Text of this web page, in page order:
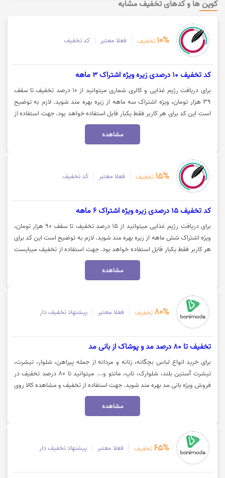
کوپن ها و کدهای تخفیف مشابه
10% تخفیف فعلا معتبر کد تخفیف
کد تخفیف 10 درصدی زیره ویژه اشتراک 3 ماهه
برای دریافت رژیم غذایی و کالری شماری میتوانید از 10 درصد تخفیف تا سقف
39 هزار تومان، ویژه اشتراک سه ماهه از زیره بهره مند شوید. لازم به توضیح
است این کد برای هر کاربر فقط یکبار قابل استفاده خواهد بود. جهت استفاده از
تخفیف میبایست کد را کپی کرده و روی گزینه "خرید اشتراک" کلیک نمایید.
مشاهده
15% تخفیف فعلا معتبر کد تخفیف
کد تخفیف 15 درصدی زیره ویژه اشتراک 6 ماهه
برای دریافت رژیم غذایی میتوانید از 15 درصد تخفیف تا سقف 90 هزار تومان،
ویژه اشتراک شش ماهه از زیره بهره مند شوید. لازم به توضیح است این کد برای
هر کاربر فقط یکبار قابل استفاده خواهد بود. جهت استفاده از تخفیف میبایست
کد را کپی کرده و روی گزینه "خرید اشتراک" کلیک نمایید.
مشاهده
80% تخفیف فعلا معتبر پیشنهاد تخفیف دار
تخفیف تا 80 درصد مد و پوشاک از بانی مد
برای خرید انواع لباس بچگانه، زنانه و مردانه از جمله پیراهن، شلوار، تیشرت،
تیشرت آستین بلند، شلوارک، تاپ، مانتو و... میتوانید تا 80 درصد تخفیف در
فروش ویژه بانی مد بهره مند شوید. جهت استفاده از تخفیف و مشاهده کالا روی
گزینه "خرید کنید" کلیک نمایید.
مشاهده
65% تخفیف فعلا معتبر پیشنهاد تخفیف دار